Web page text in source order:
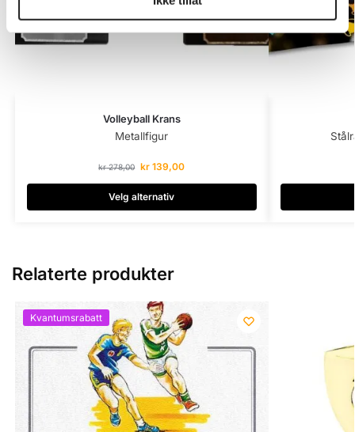
Volleyball Krans
Metallfigur
kr278,00 kr 139,00
Velg alternativ
Relaterte produkter
Kvantumsrabatt